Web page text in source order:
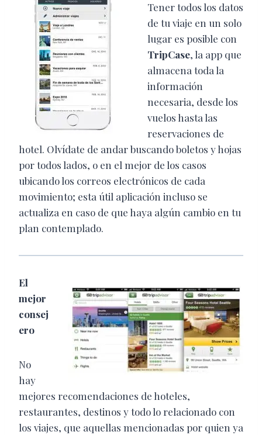
Tener todos los datos
de tu viaje en un solo
lugar es posible con
TripCase, la app que
almacena toda la
información
necesaria, desde los
vuelos hasta las
reservaciones de
hotel. Olvídate de andar buscando boletos y hojas
por todos lados, o en el mejor de los casos
ubicando los correos electrónicos de cada
movimiento; esta útil aplicación incluso se
actualiza en caso de que haya algún cambio en tu
plan contemplado.
El
mejor
consej
ero
No
hay
mejores recomendaciones de hoteles,
restaurantes, destinos y todo lo relacionado con
los viajes, que aquellas mencionadas por quien ya